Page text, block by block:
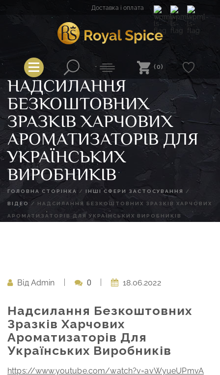
Доставка і оплата
Royal Spice
(0)
НАДСИЛАННЯ
БЕЗКОШТОВНИХ
ЗРАЗКІВ ХАРЧОВИХ
АРОМАТИЗАТОРІВ ДЛЯ
УКРАЇНСЬКИХ
ВИРОБНИКІВ
ГОЛОВНА СТОРІНКА / ІНШІ СФЕРИ ЗАСТОСУВАННЯ /
ВІДЕО / НАДСИЛАННЯ БЕЗКОШТОВНИХ ЗРАЗКІВ ХАРЧОВИХ
АРОМАТИЗАТОРІВ ДЛЯ УКРАЇНСЬКИХ ВИРОБНИКІВ
Від Admin 0 18.06.2022
Надсилання Безкоштовних
Зразків Харчових
Ароматизаторів Для
Українських Виробників
https://www.youtube.com/watch?v=avWyueUPmvA